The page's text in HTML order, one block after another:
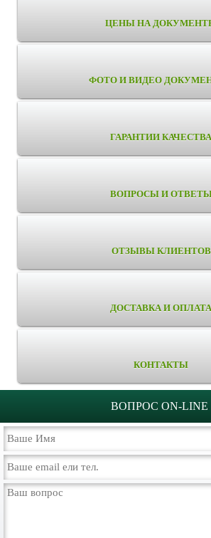
ЦЕНЫ НА
ФОТО И ВИДЕО
ГАРАНТИИ
ВОПРОСЫ И
ОТЗЫВЫ КЛИЕНТОВ
ДОСТАВКА И
КОНТАКТЫ
ВОПРОС ON-LINE